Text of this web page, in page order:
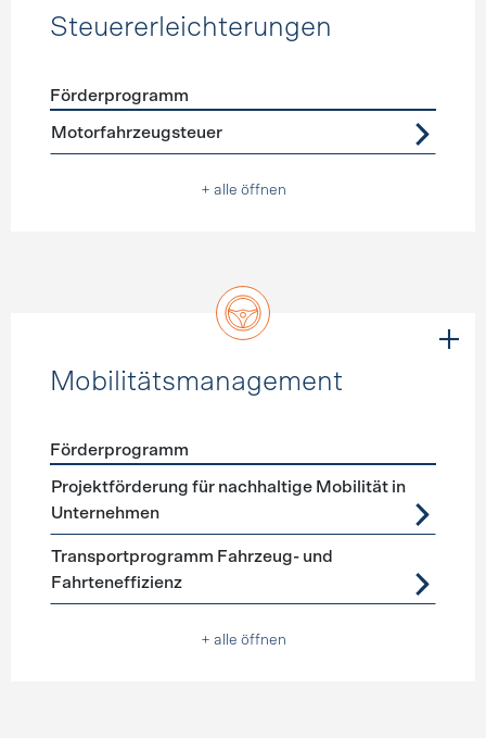
Steuererleichterungen
Förderprogramme
Förderprogramm
Motorfahrzeugsteuer
+ alle öffnen
Mobilitätsmanagement
Förderprogramme Mobilitätsmanagement
Förderprogramm
Projektförderung für nachhaltige Mobilität in
Unternehmen
Transportprogramm Fahrzeug- und
Fahrteneffizienz
+ alle öffnen